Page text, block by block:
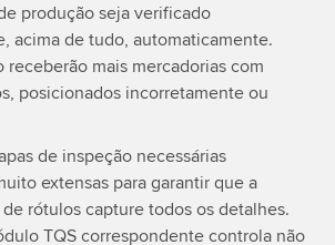
produção seja verificado
acima de tudo, automaticamente.
receberão mais mercadorias com
posicionados incorretamente ou
de inspeção necessárias
extensas para garantir que a
rótulos capture todos os detalhes.
TQS correspondente controla não